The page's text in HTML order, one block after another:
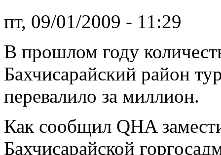
пт, 09/01/2009 - 11:29
В прошлом году
Бахчисарайский район
перевалило за миллион.
Как сообщил QHA
Бахчисарайской